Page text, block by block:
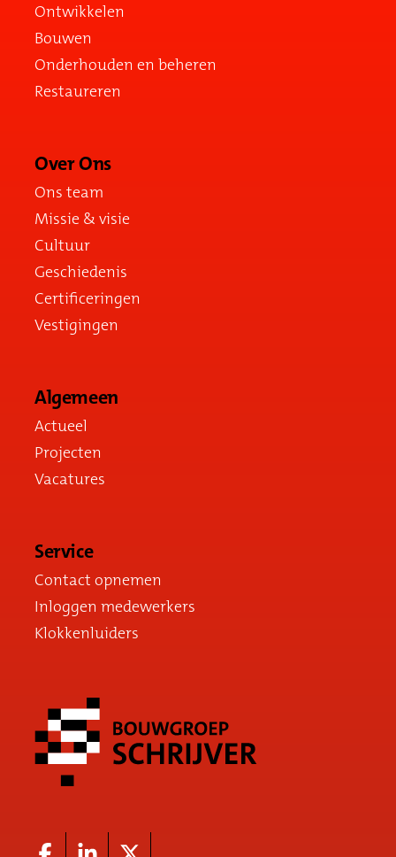
Ontwikkelen
Bouwen
Onderhouden en beheren
Restaureren
Over Ons
Ons team
Missie & visie
Cultuur
Geschiedenis
Certificeringen
Vestigingen
Algemeen
Actueel
Projecten
Vacatures
Service
Contact opnemen
Inloggen medewerkers
Klokkenluiders